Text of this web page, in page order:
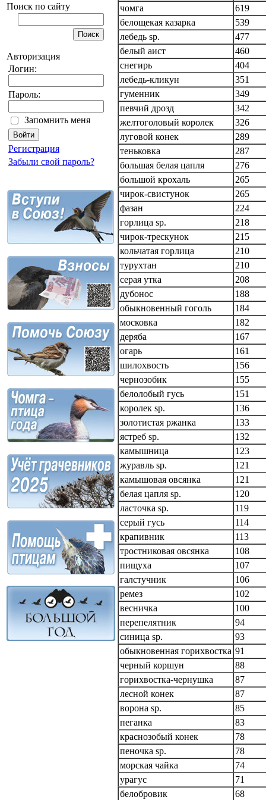
Поиск по сайту
Авторизация
Логин:
Пароль:
Запомнить меня
Регистрация
Забыли свой пароль?
чомга
619
белощекая казарка
539
лебедь sp.
477
белый аист
460
снегирь
404
лебедь-кликун
351
гуменник
349
певчий дрозд
342
желтоголовый королек
326
луговой конек
289
теньковка
287
большая белая цапля
276
большой крохаль
265
чирок-свистунок
265
фазан
224
горлица sp.
218
чирок-трескунок
215
кольчатая горлица
210
турухтан
210
серая утка
208
дубонос
188
обыкновенный гоголь
184
московка
182
деряба
167
огарь
161
шилохвость
156
чернозобик
155
белолобый гусь
151
королек sp.
136
золотистая ржанка
133
ястреб sp.
132
камышница
123
журавль sp.
121
камышовая овсянка
121
белая цапля sp.
120
ласточка sp.
119
серый гусь
114
крапивник
113
тростниковая овсянка
108
пищуха
107
галстучник
106
ремез
102
весничка
100
перепелятник
94
синица sp.
93
обыкновенная горихвостка 91
черный коршун
88
горихвостка-чернушка
87
лесной конек
87
ворона sp.
85
пеганка
83
краснозобый конек
78
пеночка sp.
78
морская чайка
74
урагус
71
белобровик
68